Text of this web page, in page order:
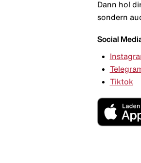
Dann hol
sondern
Social
Tiktok